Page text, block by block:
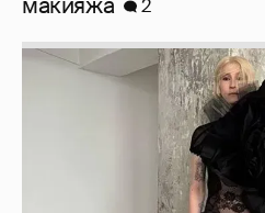
Журналистка Сулим